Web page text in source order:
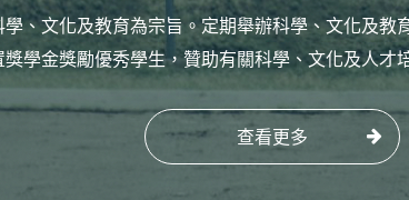
、文化及教育為宗旨。定期舉辦科學、文化及教
獎學金獎勵優秀學生，贊助有關科學、文化及人才
查看更多